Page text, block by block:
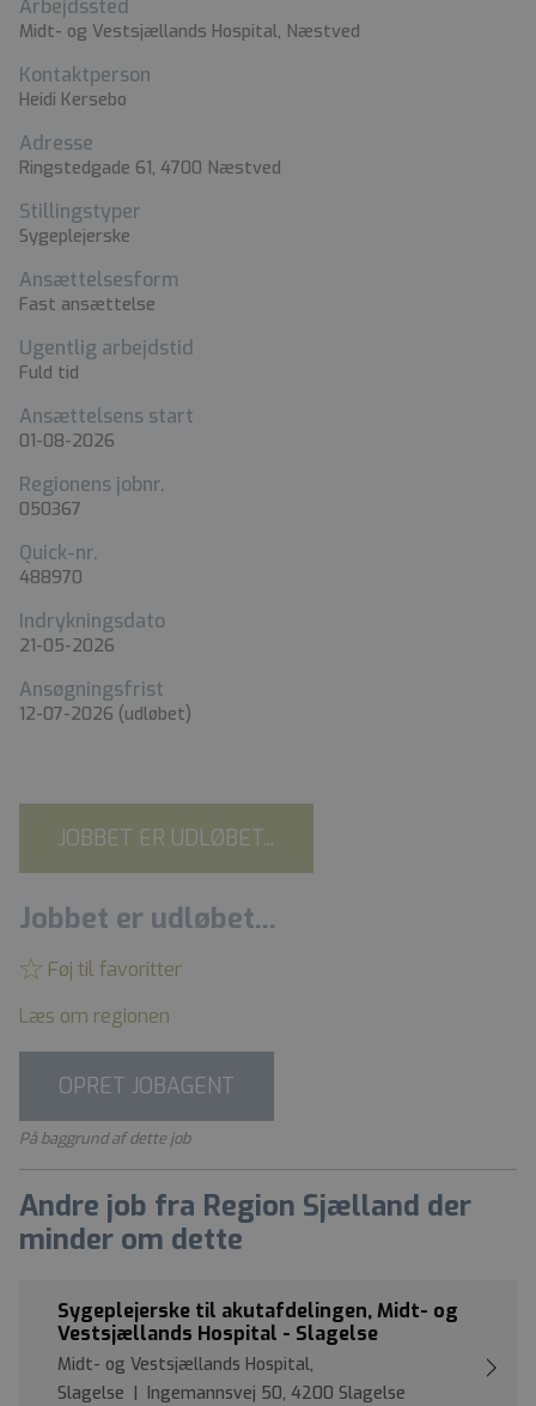
Arbejdssted
Midt- og Vestsjællands Hospital, Næstved
Kontaktperson
Heidi Kersebo
Adresse
Ringstedgade 61, 4700 Næstved
Stillingstyper
Sygeplejerske
Ansættelsesform
Fast ansættelse
Ugentlig arbejdstid
Fuld tid
Ansættelsens start
01-08-2026
Regionens jobnr.
050367
Quick-nr.
488970
Indrykningsdato
21-05-2026
Ansøgningsfrist
12-07-2026 (udløbet)
JOBBET ER UDLØBET...
Jobbet er udløbet...
Føj til favoritter
Læs om regionen
OPRET JOBAGENT
På baggrund af dette job
Andre job fra Region Sjælland der
minder om dette
Sygeplejerske til akutafdelingen, Midt- og
Vestsjællands Hospital - Slagelse
Midt- og Vestsjællands Hospital,
Slagelse | Ingemannsvej 50, 4200 Slagelse